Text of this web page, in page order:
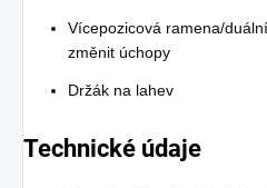
Vícepozicová ramena/
změnit úchopy
Držák na lahev
Technické údaje